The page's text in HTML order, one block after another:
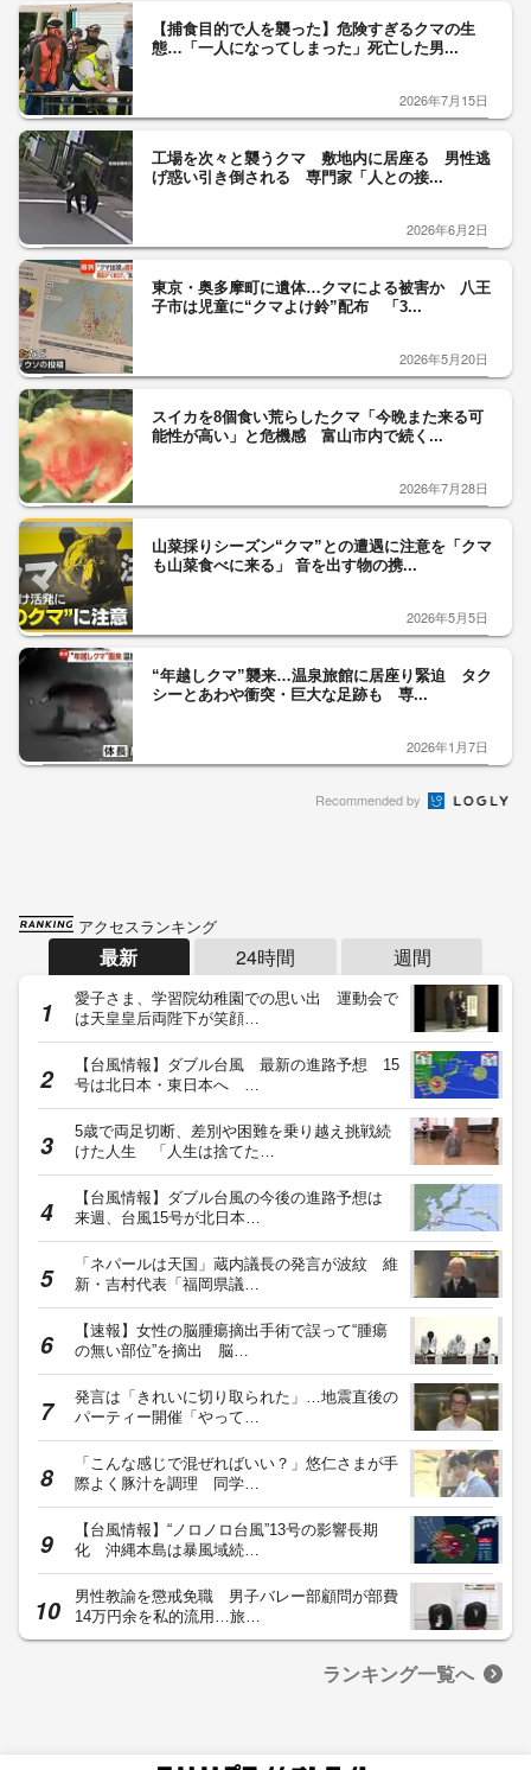
【捕食目的で人を襲った】危険すぎるクマの生
態…「一人になってしまった」死亡した男...
2026年7月15日
工場を次々と襲うクマ 敷地内に居座る 男性逃
げ惑い引き倒される 専門家「人との接...
2026年6月2日
東京・奥多摩町に遺体…クマによる被害か 八王
子市は児童に“クマよけ鈴”配布 「3...
2026年5月20日
スイカを8個食い荒らしたクマ「今晩また来る可
能性が高い」と危機感 富山市内で続く...
2026年7月28日
山菜採りシーズン“クマ”との遭遇に注意を「クマ
も山菜食べに来る」 音を出す物の携...
2026年5月5日
“年越しクマ”襲来…温泉旅館に居座り緊迫 タク
シーとあわや衝突・巨大な足跡も 専...
2026年1月7日
Recommended by
アクセスランキング
最新 24時間 週間
愛子さま、学習院幼稚園での思い出 運動会で
は天皇皇后両陛下が笑顔…
【台風情報】ダブル台風 最新の進路予想 15
号は北日本・東日本へ …
5歳で両足切断、差別や困難を乗り越え挑戦続
けた人生 「人生は捨てた…
【台風情報】ダブル台風の今後の進路予想は
来週、台風15号が北日本…
「ネパールは天国」蔵内議長の発言が波紋 維
新・吉村代表「福岡県議…
【速報】女性の脳腫瘍摘出手術で誤って“腫瘍
の無い部位”を摘出 脳…
発言は「きれいに切り取られた」…地震直後の
パーティー開催「やって…
「こんな感じで混ぜればいい？」悠仁さまが手
際よく豚汁を調理 同学…
【台風情報】“ノロノロ台風”13号の影響長期
化 沖縄本島は暴風域続…
男性教諭を懲戒免職 男子バレー部顧問が部費
14万円余を私的流用…旅…
ランキング一覧へ